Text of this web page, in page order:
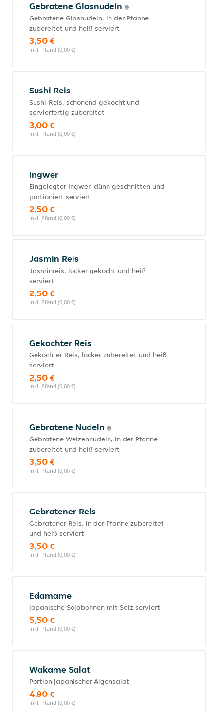
Gebratene Glasnudeln
Gebratene Glasnudeln, in der Pfanne
zubereitet und heiß serviert
3,50 €
inkl. Pfand (0,00 €)
Sushi Reis
Sushi‑Reis, schonend gekocht und
servierfertig zubereitet
3,00 €
inkl. Pfand (0,00 €)
Ingwer
Eingelegter Ingwer, dünn geschnitten und
portioniert serviert
2,50 €
inkl. Pfand (0,00 €)
Jasmin Reis
Jasminreis, locker gekocht und heiß
serviert
2,50 €
inkl. Pfand (0,00 €)
Gekochter Reis
Gekochter Reis, locker zubereitet und heiß
serviert
2,50 €
inkl. Pfand (0,00 €)
Gebratene Nudeln
Gebratene Weizennudeln, in der Pfanne
zubereitet und heiß serviert
3,50 €
inkl. Pfand (0,00 €)
Gebratener Reis
Gebratener Reis, in der Pfanne zubereitet
und heiß serviert
3,50 €
inkl. Pfand (0,00 €)
Edamame
japanische Sojabohnen mit Salz serviert
5,50 €
inkl. Pfand (0,00 €)
Wakame Salat
Portion japanischer Algensalat
4,90 €
inkl. Pfand (0,00 €)